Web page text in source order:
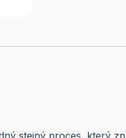
stejný proces, který